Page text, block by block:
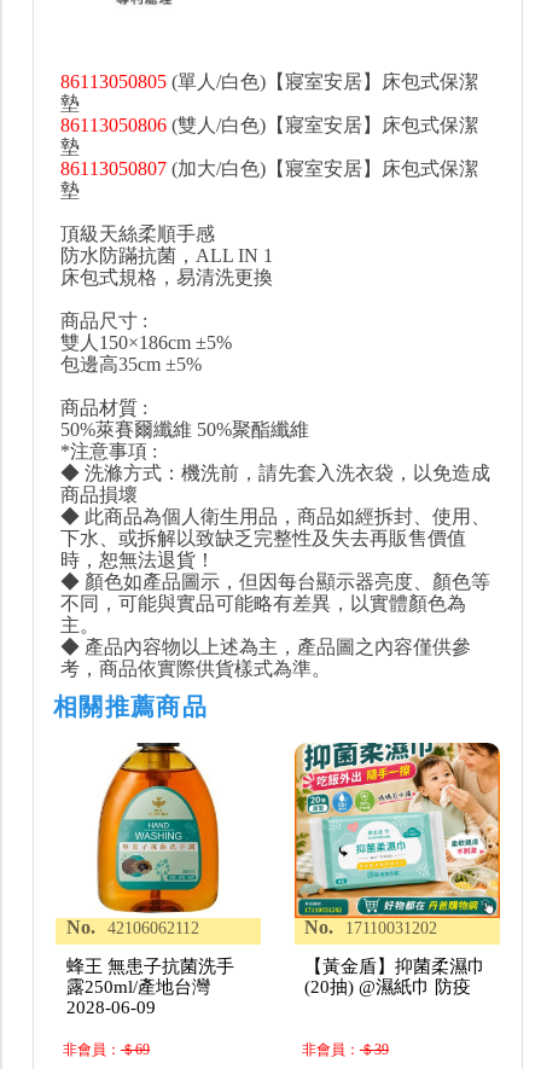
86113050805 (單人/白色)【寢室安居】床包式保潔
墊
86113050806 (雙人/白色)【寢室安居】床包式保潔
墊
86113050807 (加大/白色)【寢室安居】床包式保潔
墊
頂級天絲柔順手感
防水防蹣抗菌，ALL IN 1
床包式規格，易清洗更換
商品尺寸 :
雙人150×186cm ±5%
包邊高35cm ±5%
商品材質 :
50%萊賽爾纖維 50%聚酯纖維
*注意事項 :
◆ 洗滌方式：機洗前，請先套入洗衣袋，以免造成
商品損壞
◆ 此商品為個人衛生用品，商品如經拆封、使用、
下水、或拆解以致缺乏完整性及失去再販售價值
時，恕無法退貨！
◆ 顏色如產品圖示，但因每台顯示器亮度、顏色等
不同，可能與實品可能略有差異，以實體顏色為
主。
◆ 產品內容物以上述為主，產品圖之內容僅供參
考，商品依實際供貨樣式為準。
相關推薦商品
No. 42106062112
蜂王 無患子抗菌洗手
露250ml/產地台灣
2028-06-09
非會員：＄69
No. 17110031202
【黃金盾】抑菌柔濕巾
(20抽) @濕紙巾 防疫
非會員：＄39